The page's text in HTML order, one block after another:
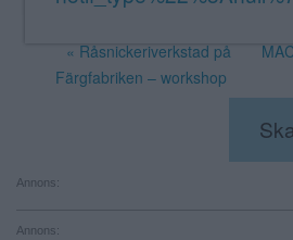
« Råsnickeriverkstad på
Färgfabriken – workshop
Annons:
Annons: